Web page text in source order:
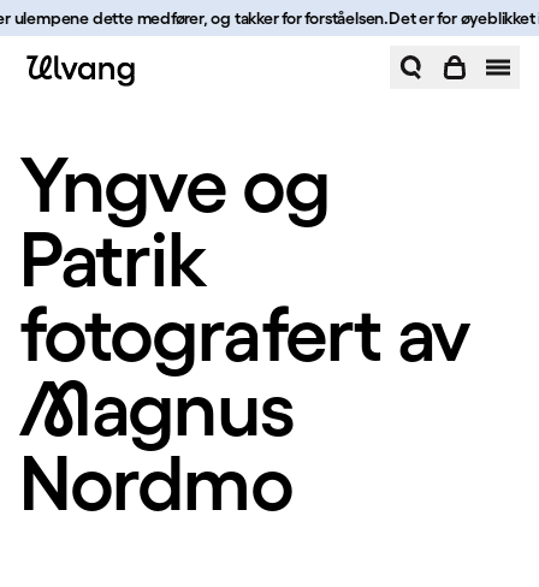
Hopp til innhold
dette medfører, og takker for forståelsen.Det er for øyeblikket
Yngve og
Patrik
fotografert av
agnus
Nordmo